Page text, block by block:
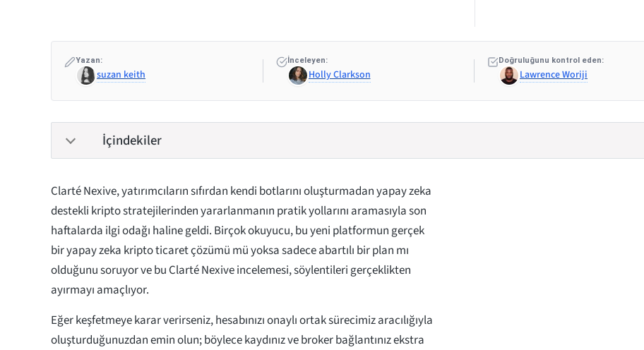
Yazan:
suzan keith
İnceleyen:
Holly Clarkson
Doğruluğunu kontrol eden:
Lawrence Woriji
İçindekiler
Clarté Nexive, yatırımcıların sıfırdan kendi botlarını oluşturmadan yapay zeka
destekli kripto stratejilerinden yararlanmanın pratik yollarını aramasıyla son
haftalarda ilgi odağı haline geldi. Birçok okuyucu, bu yeni platformun gerçek
bir yapay zeka kripto ticaret çözümü mü yoksa sadece abartılı bir plan mı
olduğunu soruyor ve bu Clarté Nexive incelemesi, söylentileri gerçeklikten
ayırmayı amaçlıyor.
Eğer keşfetmeye karar verirseniz, hesabınızı onaylı ortak sürecimiz aracılığıyla
oluşturduğunuzdan emin olun; böylece kaydınız ve broker bağlantınız ekstra